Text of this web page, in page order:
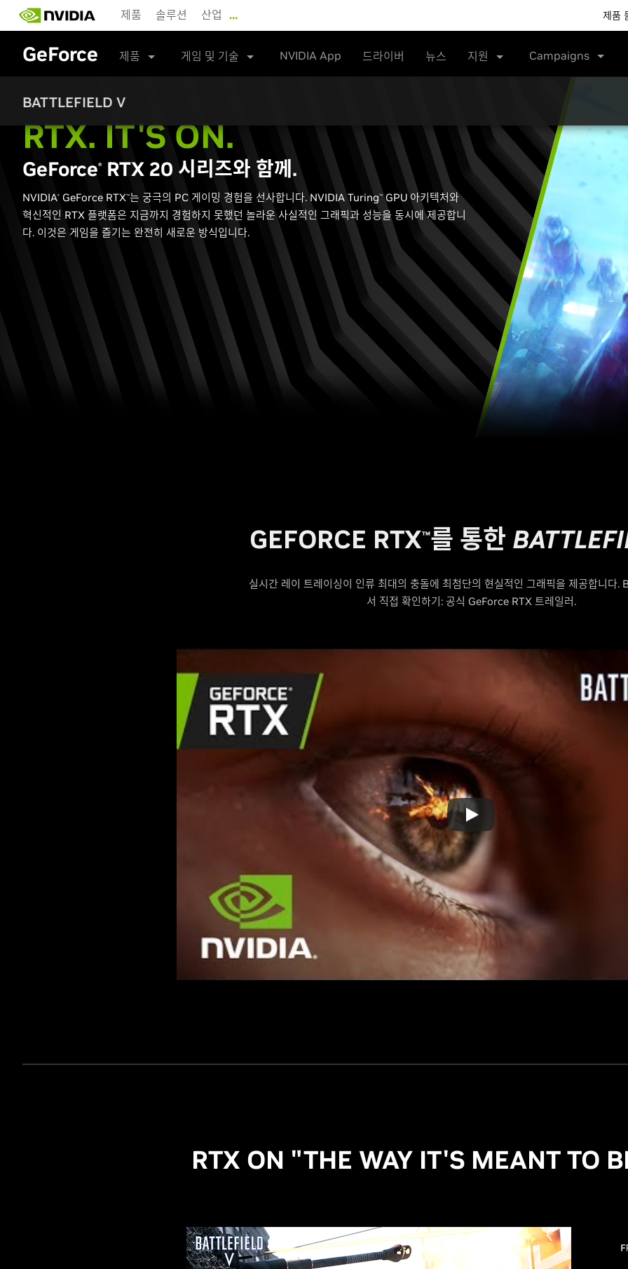
main
content
제품 솔루션 산업 … 제품
GeForce 제품 게임 및 기술 NVIDIA App 드라이버 뉴스 지원 Campaigns
BATTLEFIELD V
RTX. IT'S ON.
GeForce​® RTX 20 시리즈와 함께.
NVIDIA® GeForce RTX™는 궁극의 PC 게이밍 경험을 선사합니다. NVIDIA Turing™GPU 아키텍처와
혁신적인 RTX 플랫폼은 지금까지 경험하지 못했던 놀라운 사실적인 그래픽과 성능을 동시에 제공합니
다. 이것은 게임을 즐기는 완전히 새로운 방식입니다.
GEFORCE RTX™를 통한
실시간 레이 트레이싱이 인류 최대의 충돌에 최첨단의 현실적인 그래픽을 제공합니다
서 직접 확인하기: 공식 GeForce RTX 트레일러.
RTX ON "THE WAY IT'S MEANT TO